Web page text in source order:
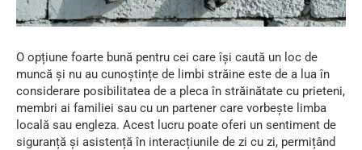
O opțiune foarte bună pentru cei care își caută un loc de
muncă și nu au cunoștințe de limbi străine este de a lua în
considerare posibilitatea de a pleca în străinătate cu prieteni,
membri ai familiei sau cu un partener care vorbește limba
locală sau engleza. Acest lucru poate oferi un sentiment de
siguranță și asistență în interacțiunile de zi cu zi, permițând